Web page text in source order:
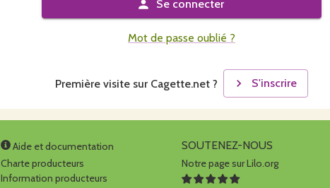
Se connecter
Mot de passe oublié ?
Première visite sur Cagette.net ? S'inscrire
Aide et documentation
Charte producteurs
Information producteurs
SOUTENEZ-NOUS
Notre page sur Lilo.org